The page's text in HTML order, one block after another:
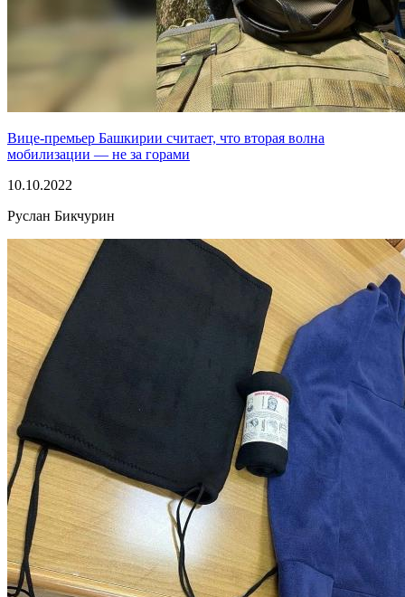
Вице-премьер Башкирии считает, что вторая волна
мобилизации — не за горами
10.10.2022
Руслан Бикчурин